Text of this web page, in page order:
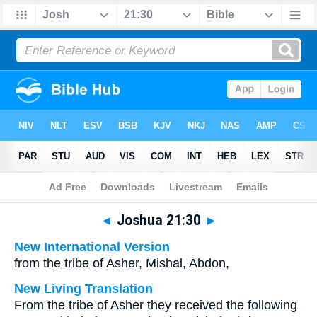
Bible>Multilingual> Joshua 21:30
◄ Joshua 21:30 ►
New International Version
from the tribe of Asher, Mishal, Abdon,
New Living Translation
From the tribe of Asher they received the following